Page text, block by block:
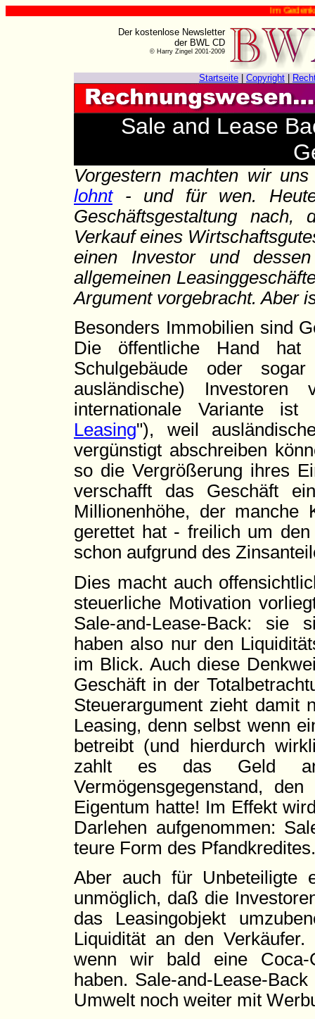
Im Gedenken an
Der kostenlose Newsletter
der BWL CD
© Harry Zingel 2001-2009
Startseite Copyright
Sale and Lease
Vorgestern machten wir
lohnt- und für wen. Heute
Geschäftsgestaltung nach,
Verkauf eines
einen Investor und
allgemeinen
Argument vorgebracht. Aber
Besonders Immobilien sind
Die öffentliche Hand
Schulgebäude oder
ausländische) Investoren
internationale Variante
Leasing"), weil
vergünstigt abschreiben
so die Vergrößerung ihres
verschafft das Geschäft
Millionenhöhe, der manche
gerettet hat - freilich um
schon aufgrund des
Dies macht auch
steuerliche Motivation
Sale-and-Lease-Back: sie
haben also nur den
im Blick. Auch diese
Geschäft in der
Steuerargument zieht damit
Leasing, denn selbst wenn
betreibt (und hierdurch
zahlt es das Geld
Vermögensgegenstand,
Eigentum hatte! Im Effekt
Darlehen aufgenommen:
teure Form des Pfandkredites.
Aber auch für Unbeteiligte
unmöglich, daß die
das Leasingobjekt
Liquidität an den
wenn wir bald eine Coca-
haben. Sale-and-Lease-
Umwelt noch weiter mit